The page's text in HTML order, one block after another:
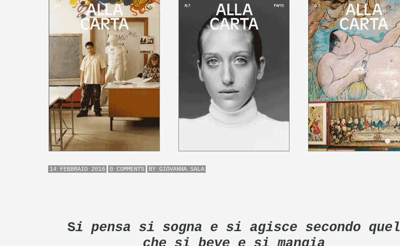
14 FEBBRAIO 2016 0 COMMENTS BY GIOVANNA SALA
Si pensa si sogna e si agisce secondo quel